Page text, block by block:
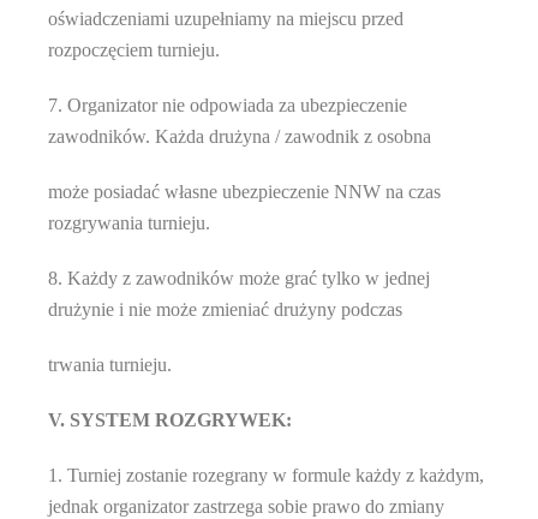
oświadczeniami uzupełniamy na miejscu przed
rozpoczęciem turnieju.
7. Organizator nie odpowiada za ubezpieczenie
zawodników. Każda drużyna / zawodnik z osobna
może posiadać własne ubezpieczenie NNW na czas
rozgrywania turnieju.
8. Każdy z zawodników może grać tylko w jednej
drużynie i nie może zmieniać drużyny podczas
trwania turnieju.
V. SYSTEM ROZGRYWEK:
1. Turniej zostanie rozegrany w formule każdy z każdym,
jednak organizator zastrzega sobie prawo do zmiany